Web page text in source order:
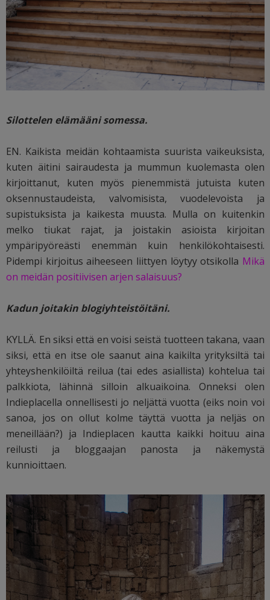
Silottelen elämääni somessa.
EN. Kaikista meidän kohtaamista suurista vaikeuksista,
kuten äitini sairaudesta ja mummun kuolemasta olen
kirjoittanut, kuten myös pienemmistä jutuista kuten
oksennustaudeista, valvomisista, vuodelevoista ja
supistuksista ja kaikesta muusta. Mulla on kuitenkin
melko tiukat rajat, ja joistakin asioista kirjoitan
ympäripyöreästi enemmän kuin henkilökohtaisesti.
Pidempi kirjoitus aiheeseen liittyen löytyy otsikolla Mikä
on meidän positiivisen arjen salaisuus?
Kadun joitakin blogiyhteistöitäni.
KYLLÄ. En siksi että en voisi seistä tuotteen takana, vaan
siksi, että en itse ole saanut aina kaikilta yrityksiltä tai
yhteyshenkilöiltä reilua (tai edes asiallista) kohtelua tai
palkkiota, lähinnä silloin alkuaikoina. Onneksi olen
Indieplacella onnellisesti jo neljättä vuotta (eiks noin voi
sanoa, jos on ollut kolme täyttä vuotta ja neljäs on
meneillään?) ja Indieplacen kautta kaikki hoituu aina
reilusti ja bloggaajan panosta ja näkemystä
kunnioittaen.